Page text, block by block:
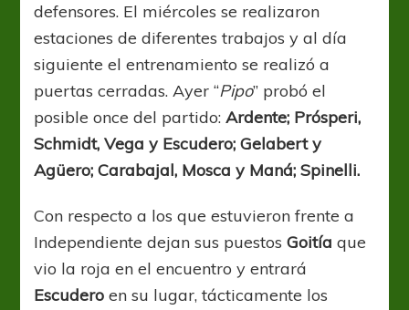
defensores. El miércoles se realizaron
estaciones de diferentes trabajos y al día
siguiente el entrenamiento se realizó a
puertas cerradas. Ayer “Pipo” probó el
posible once del partido:Ardente; Prósperi,
Schmidt, Vega y Escudero; Gelabert y
Agüero; Carabajal, Mosca y Maná; Spinelli.
Con respecto a los que estuvieron frente a
Independiente dejan sus puestosGoitía que
vio la roja en el encuentro y entrará
Escudero en su lugar, tácticamente los